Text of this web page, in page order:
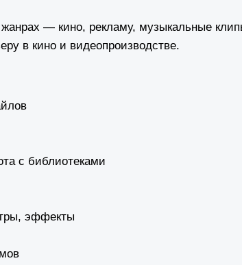
— кино, рекламу, музыкальные
в кино и видеопроизводстве.
с библиотеками
эффекты